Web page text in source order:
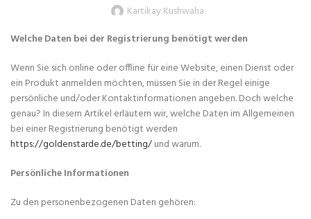
Kartikay Kushwaha
Welche Daten bei der Registrierung benötigt werden
Wenn Sie sich online oder offline für eine Website, einen Dienst oder
ein Produkt anmelden möchten, müssen Sie in der Regel einige
persönliche und/oder Kontaktinformationen angeben. Doch welche
genau? In diesem Artikel erläutern wir, welche Daten im Allgemeinen
bei einer Registrierung benötigt werden
https://goldenstarde.de/betting/und warum.
Persönliche Informationen
Zu den personenbezogenen Daten gehören: